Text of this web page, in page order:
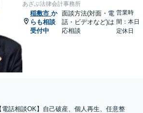
あざぶ法律会計事務所
稲敷市 か
らも相談
受付中
面談方法(対面・電
話・ビデオなど)は
応相談
営業時
間：本日
定休日
話相談OK】自己破産、個人再生、任意整